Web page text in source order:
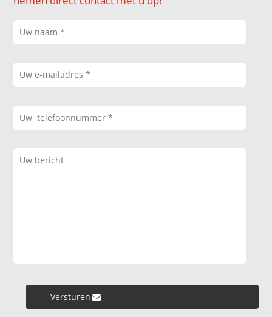
Versturen »